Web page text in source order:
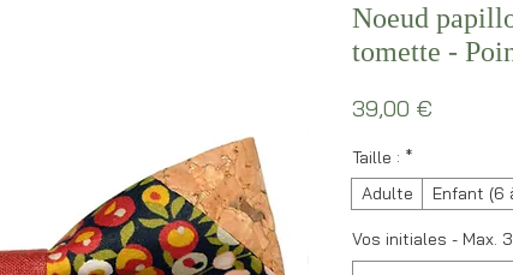
Noeud
tomette -
39,00 €
Taille : *
Adulte
Enfant (6
Vos initiales - Max.